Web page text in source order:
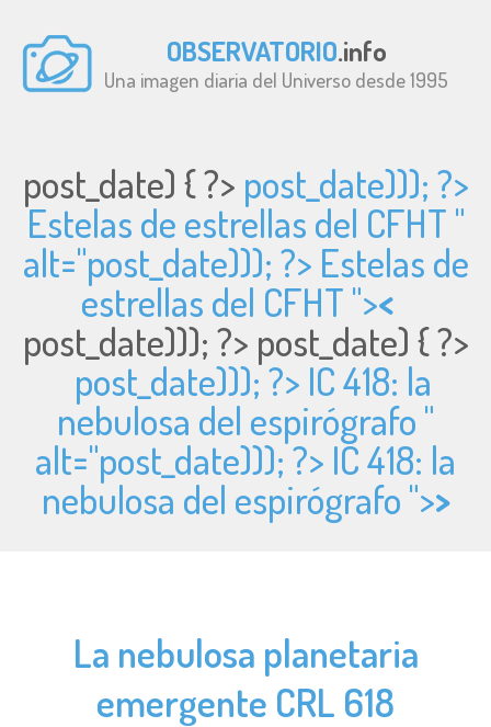
OBSERVATORIO.info
Una imagen diaria del Universo desde 1995
post_date) { ?> post_date))); ?>
Estelas de estrellas del CFHT "
alt="post_date))); ?> Estelas de
estrellas del CFHT "><
post_date))); ?> post_date) { ?>
post_date))); ?> IC 418: la
nebulosa del espirógrafo "
alt="post_date))); ?> IC 418: la
nebulosa del espirógrafo ">>
La nebulosa planetaria
emergente CRL 618